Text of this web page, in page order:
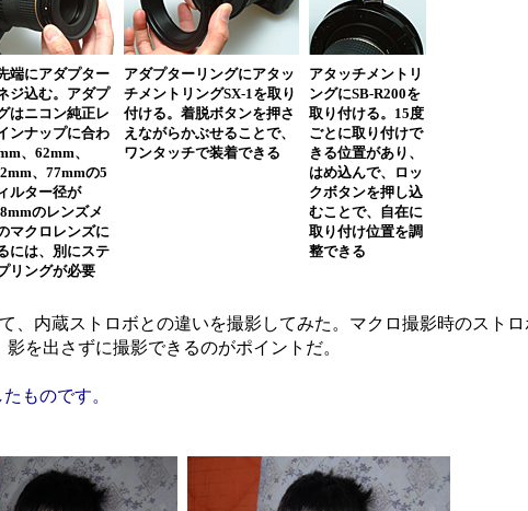
端にアダプター
ジ込む。アダプ
はニコン純正レ
ンナップに合わ
、62mm、
、77mmの5
ルター径が
のレンズメ
マクロレンズに
には、別にステ
リングが必要
アダプターリングにアタッ
チメントリングSX-1を取り
付ける。着脱ボタンを押さ
えながらかぶせることで、
ワンタッチで装着できる
アタッチメントリ
ングにSB-R200を
取り付ける。15度
ごとに取り付けで
きる位置があり、
はめ込んで、ロッ
クボタンを押し込
むことで、自在に
取り付け位置を調
整できる
、内蔵ストロボとの違いを撮影してみた。マクロ撮影時のスト
を出さずに撮影できるのがポイントだ。
ものです。